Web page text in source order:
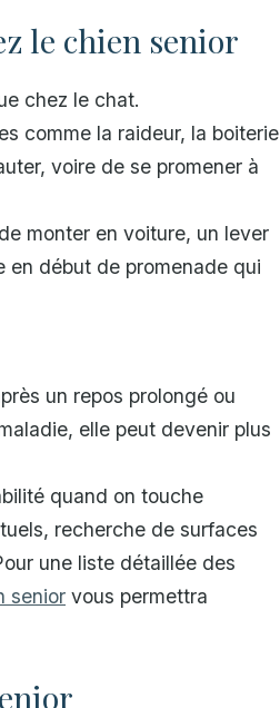
le chien senior
chez le chat.
comme la raideur, la boiterie
voire de se promener à
monter en voiture, un lever
en début de promenade qui
un repos prolongé ou
elle peut devenir plus
quand on touche
recherche de surfaces
une liste détaillée des
senior vous permettra